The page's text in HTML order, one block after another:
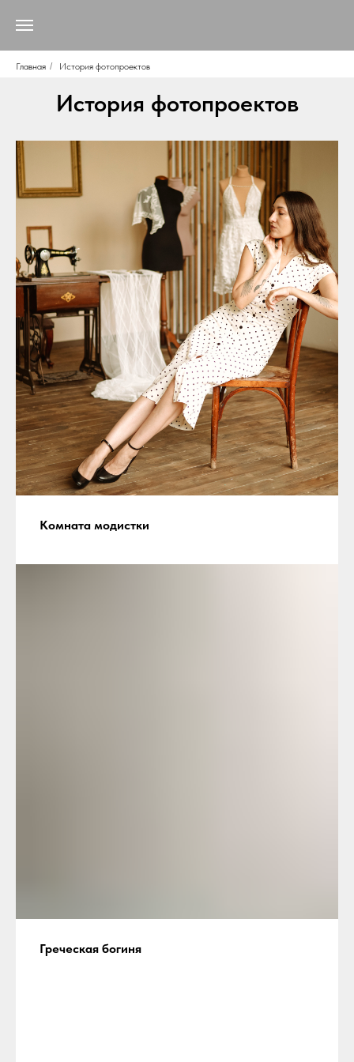
Главная / История фотопроектов
История фотопроектов
Комната модистки
Греческая богиня